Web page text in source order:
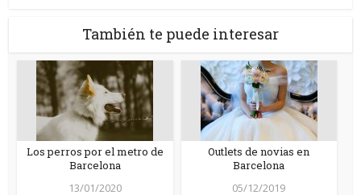
También te puede interesar
Los perros por el metro de
Barcelona
13/01/2020
Outlets de novias en
Barcelona
05/12/2019